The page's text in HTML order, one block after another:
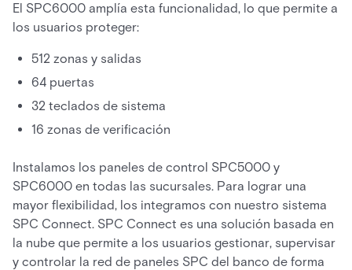
El SPC6000 amplía esta funcionalidad, lo que permite a
los usuarios proteger:
512 zonas y salidas
64 puertas
32 teclados de sistema
16 zonas de verificación
Instalamos los paneles de control SPC5000 y
SPC6000 en todas las sucursales. Para lograr una
mayor flexibilidad, los integramos con nuestro sistema
SPC Connect. SPC Connect es una solución basada en
la nube que permite a los usuarios gestionar, supervisar
y controlar la red de paneles SPC del banco de forma